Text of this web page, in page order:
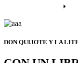
DON QUIJOTE Y LA